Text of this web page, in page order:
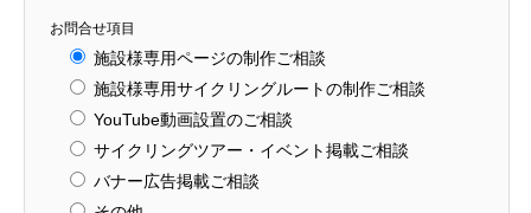
お問合せ項目
施設様専用ページの制作ご相談
施設様専用サイクリングルートの制作ご相談
YouTube動画設置のご相談
サイクリングツアー・イベント掲載ご相談
バナー広告掲載ご相談